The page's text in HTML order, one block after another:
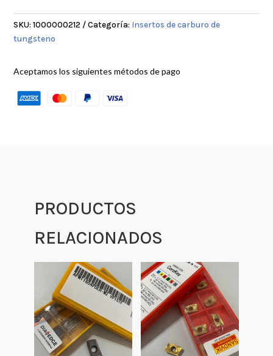
SKU:1000000212 Categoría: Insertos de carburo de
tungsteno
Aceptamos los siguientes métodos de pago
PRODUCTOS
RELACIONADOS